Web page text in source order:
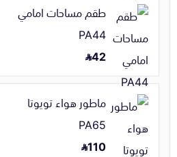
طقم مساحات امامي
PA44
42
ماطور هواء تويوتا
PA65
110